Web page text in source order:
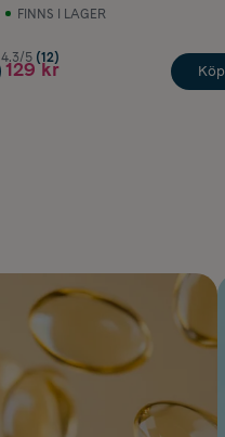
FINNS I LAGER
4.3/5 (12)
129 kr Köp